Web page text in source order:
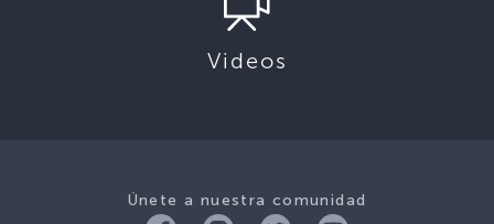
Videos
Únete a nuestra comunidad